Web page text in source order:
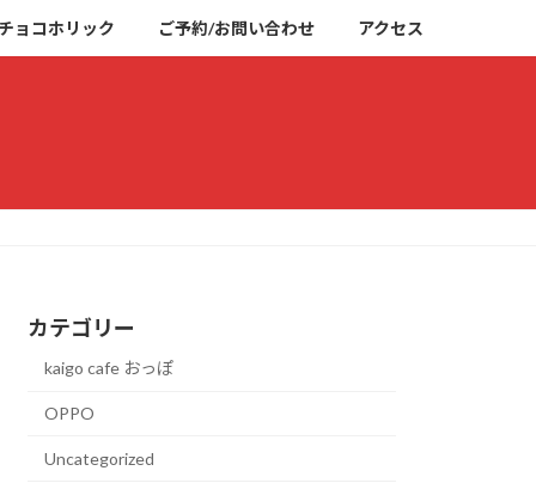
ョコホリック ご予約/お問い合わせ アクセス
カテゴリー
kaigo cafe おっぽ
OPPO
Uncategorized